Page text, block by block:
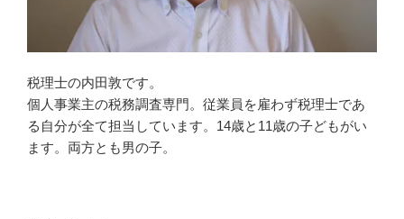
税理士の内田敦です。
個人事業主の税務調査専門。従業員を雇わず税理士であ
る自分が全て担当しています。14歳と11歳の子どもがい
ます。両方とも男の子。